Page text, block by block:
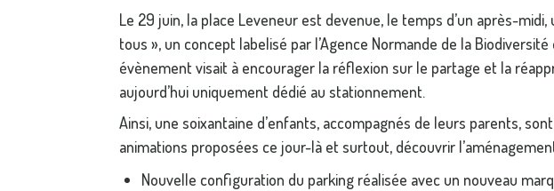
Le 29 juin, la place Leveneur est devenue, le temps d’un après-
tous », un concept labelisé par l’Agence Normande de la
évènement visait à encourager la réflexion sur le partage et la
aujourd’hui uniquement dédié au stationnement.
Ainsi, une soixantaine d’enfants, accompagnés de leurs parents,
animations proposées ce jour-là et surtout, découvrir
Nouvelle configuration du parking réalisée avec un nouveau